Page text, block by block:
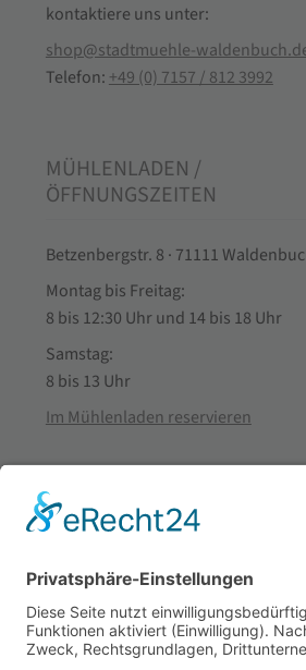
kontaktiere uns unter:
shop@stadtmuehle-
Telefon: +49 (0) 7157 / 812 3992
MÜHLENLADEN /
ÖFFNUNGSZEITEN
Betzenbergstr. 8 · 71111
Montag bis Freitag:
8 bis 12:30 Uhr und 14 bis 18 Uhr
Samstag:
8 bis 13 Uhr
Im Mühlenladen reservieren
© Stadtmühle Waldenbuch 2026–
Alle Preise inkl. der gesetzlichen MwSt.